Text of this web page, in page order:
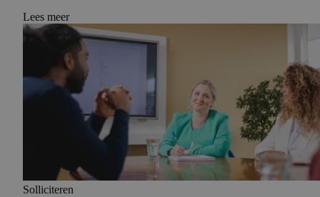
Lees meer
Solliciteren